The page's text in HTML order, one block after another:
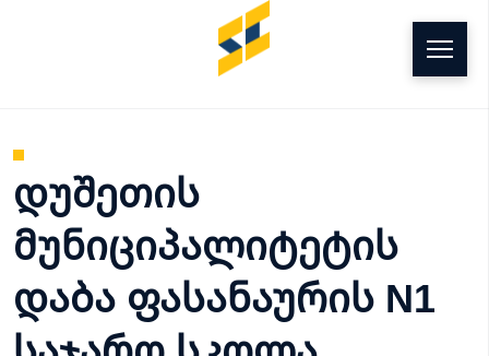
დუშეთის
მუნიციპალიტეტის
დაბა ფასანაურის N1